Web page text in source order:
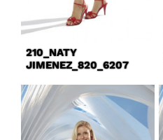
210_NATY
JIMENEZ_820_6207